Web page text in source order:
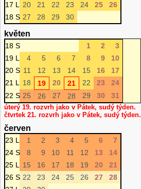
17 L
20 21 22 23 24 25
26
18 S 27 28 29 30
květen
18 S 1 2
3
19 L
4 5 6 7 8 9
10
20 S 11 12 13 14 15 16
17
21 L
18 19 20 21 22 23
24
22 S 25 26 27 28 29 30 31
úterý 19. rozvrh jako v Pátek, sudý týden.
čtvrtek 21. rozvrh jako v Pátek, sudý týden.
červen
23 L 1 2 3 4 5 6
7
24 S
8 9 10 11 12 13
14
25 L
15 16 17 18 19 20
21
26 S 22 23 24 25 26 27
28